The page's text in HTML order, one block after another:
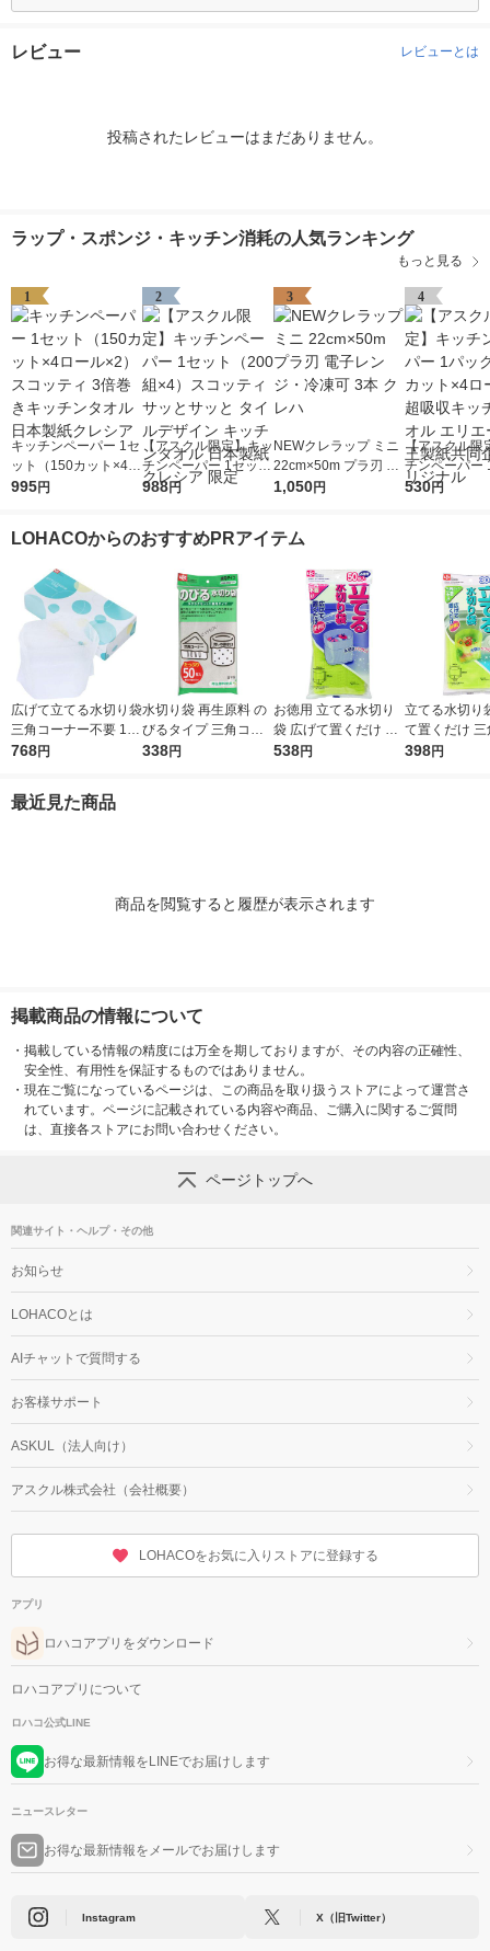
レビュー レビューとは
投稿されたレビューはまだありません。
ラップ・スポンジ・キッチン消耗の人気ランキング
もっと見る
1
キッチンペーパー 1セ
ット（150カット×4ロ
ール×2） スコッティ
995円
2
【アスクル限定】キッ
チンペーパー 1セット
（200組×4）スコッテ
タオル 日本製紙クレ
988円
3
NEWクレラップ ミニ
22cm×50m プラ刃 電
子レンジ・冷凍可 3本
1,050円
4
【アスクル限
チンペーパー
（120カット
530円
LOHACOからのおすすめPRアイテム
広げて立てる水切り袋
三角コーナー不要 100
枚入 1箱 レック
768円
水切り袋 再生原料 の
びるタイプ 三角コー
ナー・排水口 兼用 1
338円
お徳用 立てる水切り
袋 広げて置くだけ 三
角コーナー不要 50枚
538円
立てる水切り
て置くだけ 三
ナー不要 1袋
398円
最近見た商品
商品を閲覧すると履歴が表示されます
掲載商品の情報について
・ 掲載している情報の精度には万全を期しておりますが、その内容の正確性、
安全性、有用性を保証するものではありません。
・ 現在ご覧になっているページは、この商品を取り扱うストアによって運営さ
れています。ページに記載されている内容や商品、ご購入に関するご質問
は、直接各ストアにお問い合わせください。
ページトップへ
関連サイト・ヘルプ・その他
お知らせ
LOHACOとは
AIチャットで質問する
お客様サポート
ASKUL（法人向け）
アスクル株式会社（会社概要）
LOHACOをお気に入りストアに登録する
アプリ
ロハコアプリをダウンロード
ロハコアプリについて
ロハコ公式LINE
お得な最新情報をLINEでお届けします
ニュースレター
お得な最新情報をメールでお届けします
Instagram X（旧Twitter）